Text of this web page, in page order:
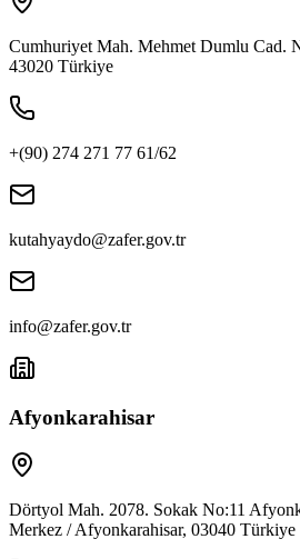
Cumhuriyet Mah. Mehmet Dumlu Cad.
43020 Türkiye
+(90) 274 271 77 61/62
kutahyaydo@zafer.gov.tr
info@zafer.gov.tr
Afyonkarahisar
Dörtyol Mah. 2078. Sokak No:11
Merkez / Afyonkarahisar, 03040 Türkiye